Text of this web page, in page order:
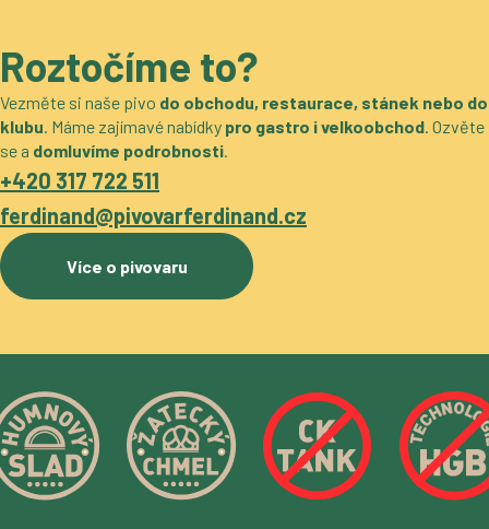
Roztočíme to?
Vezměte si naše pivo do obchodu, restaurace, stánek nebo do
klubu. Máme zajímavé nabídky pro gastro i velkoobchod. Ozvěte
se a domluvíme podrobnosti.
+420 317 722 511
ferdinand@pivovarferdinand.cz
Více o pivovaru